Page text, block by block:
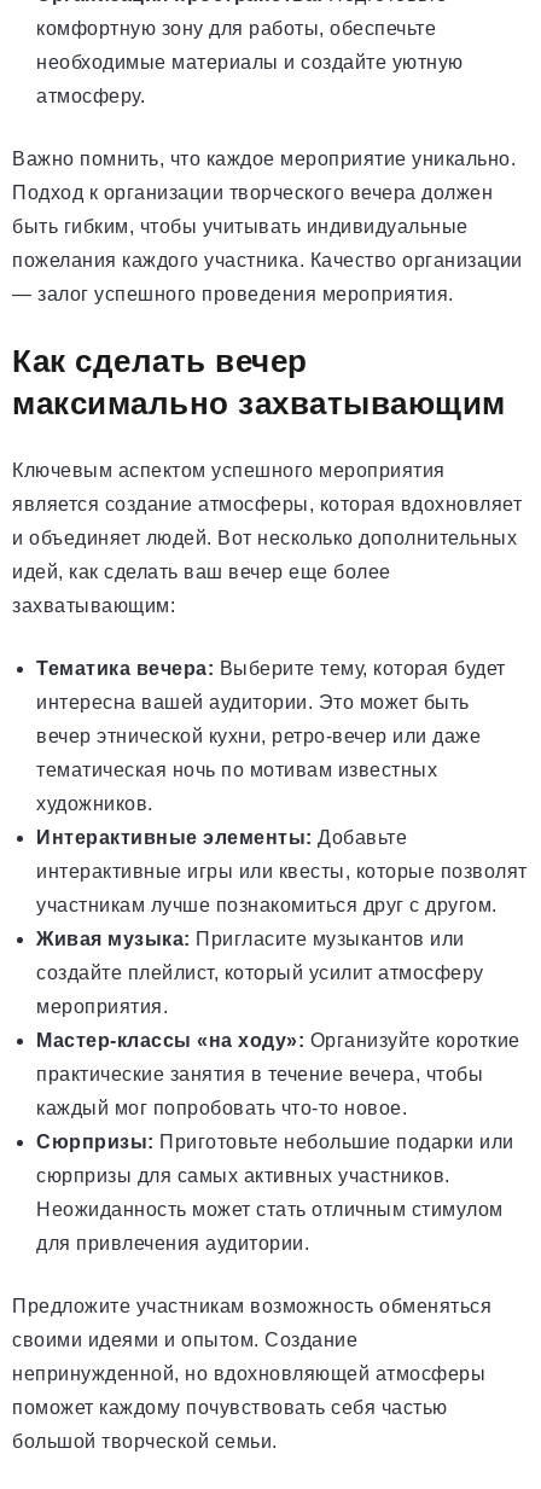
комфортную зону для работы, обеспечьте
необходимые материалы и создайте уютную
атмосферу.
Важно помнить, что каждое мероприятие уникально.
Подход к организации творческого вечера должен
быть гибким, чтобы учитывать индивидуальные
пожелания каждого участника. Качество организации
— залог успешного проведения мероприятия.
Как сделать вечер
максимально захватывающим
Ключевым аспектом успешного мероприятия
является создание атмосферы, которая вдохновляет
и объединяет людей. Вот несколько дополнительных
идей, как сделать ваш вечер еще более
захватывающим:
Тематика вечера: Выберите тему, которая будет
интересна вашей аудитории. Это может быть
вечер этнической кухни, ретро-вечер или даже
тематическая ночь по мотивам известных
художников.
Интерактивные элементы: Добавьте
интерактивные игры или квесты, которые позволят
участникам лучше познакомиться друг с другом.
Живая музыка: Пригласите музыкантов или
создайте плейлист, который усилит атмосферу
мероприятия.
Мастер-классы «на ходу»: Организуйте короткие
практические занятия в течение вечера, чтобы
каждый мог попробовать что-то новое.
Сюрпризы: Приготовьте небольшие подарки или
сюрпризы для самых активных участников.
Неожиданность может стать отличным стимулом
для привлечения аудитории.
Предложите участникам возможность обменяться
своими идеями и опытом. Создание
непринужденной, но вдохновляющей атмосферы
поможет каждому почувствовать себя частью
большой творческой семьи.